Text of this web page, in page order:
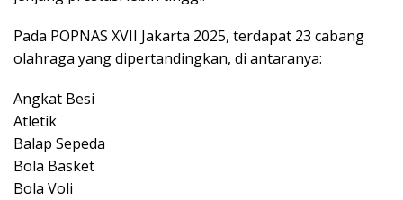
Pada POPNAS XVII Jakarta 2025, terdapat 23 cabang
olahraga yang dipertandingkan, di antaranya:
Angkat Besi
Atletik
Balap Sepeda
Bola Basket
Bola Voli